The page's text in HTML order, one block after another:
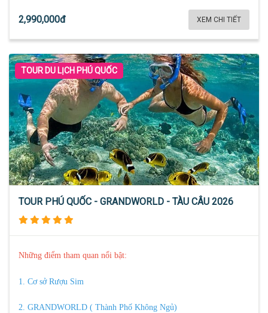
2,990,000đ XEM CHI TIẾT
TOUR DU LỊCH PHÚ QUỐC
TOUR PHÚ QUỐC - GRANDWORLD - TÀU CÂU 2026
Những điểm tham quan nổi bật:
1. Cơ sở Rượu Sim
2. GRANDWORLD ( Thành Phố Không Ngủ)